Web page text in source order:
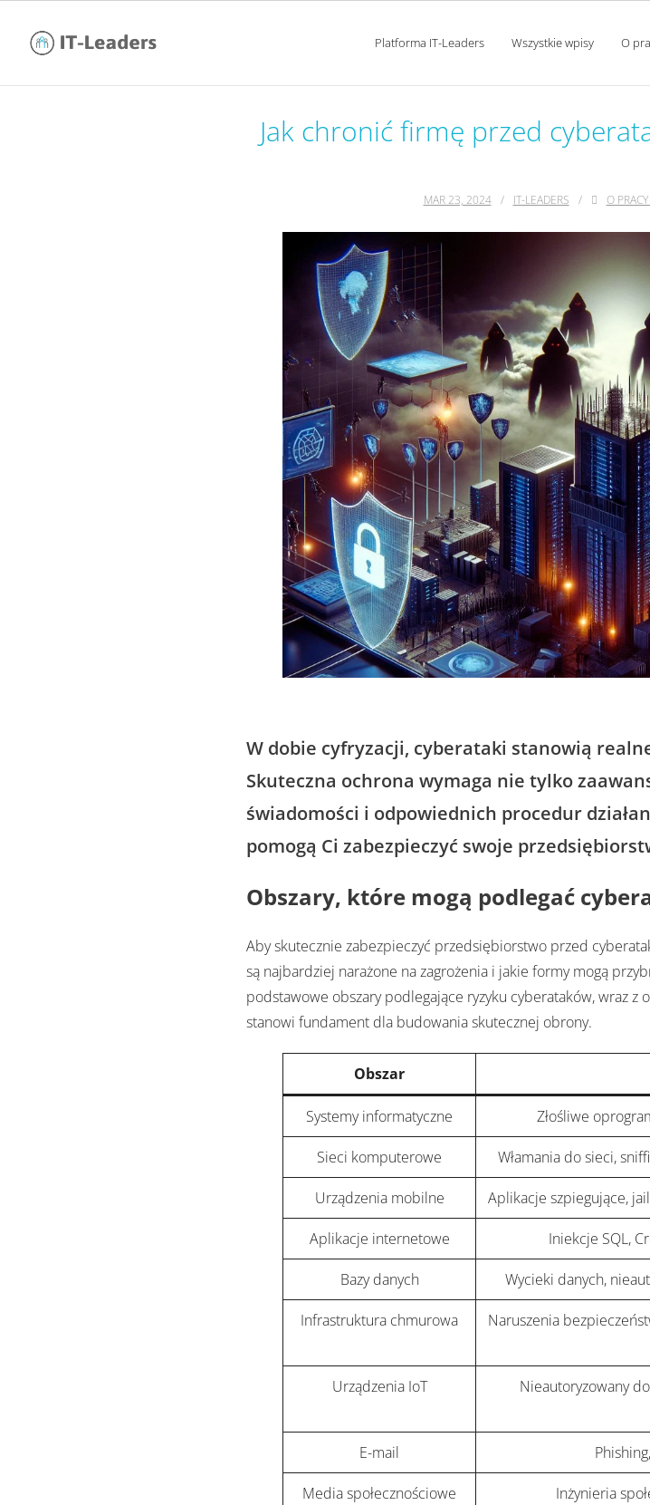
Platforma IT-Leaders Wszystkie wpisy O
Jak chronić firmę przed
MAR 23, 2024 IT-LEADERS O
W dobie cyfryzacji, cyberataki stanowią
Skuteczna ochrona wymaga nie tylko
świadomości i odpowiednich procedur
pomogą Ci zabezpieczyć swoje
Obszary, które mogą podlegać
Aby skutecznie zabezpieczyć przedsiębiorstwo przed
są najbardziej narażone na zagrożenia i jakie formy mogą
podstawowe obszary podlegające ryzyku cyberataków, wraz
stanowi fundament dla budowania skutecznej obrony.
Obszar
Systemy informatyczne Złośliwe
Sieci komputerowe Włamania do sieci,
Urządzenia mobilne Aplikacje szpiegujące,
Aplikacje internetowe Iniekcje SQL,
Bazy danych Wycieki danych,
Infrastruktura chmurowa
Naruszenia
Urządzenia IoT
Nieautoryzowany
E-mail
Media społecznościowe Inżynieria